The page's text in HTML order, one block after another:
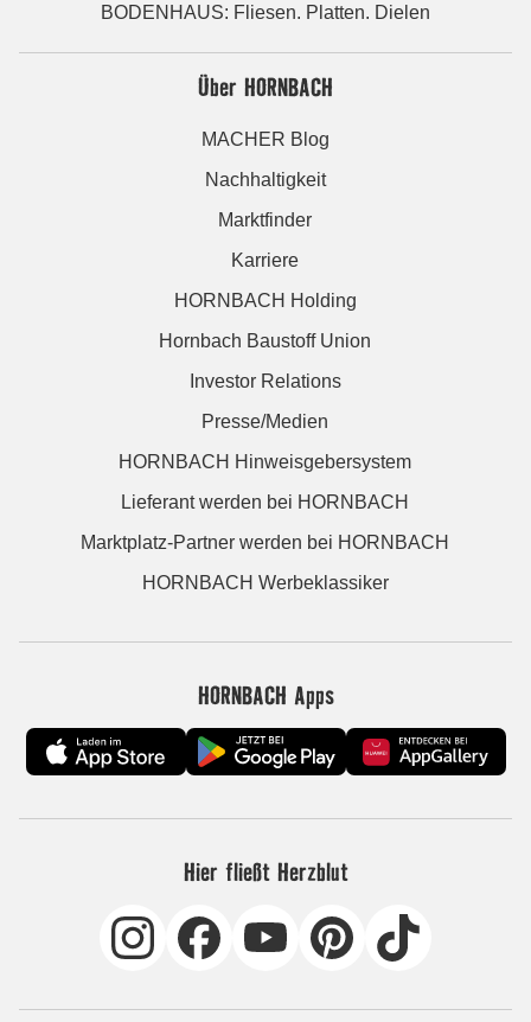
BODENHAUS: Fliesen. Platten. Dielen
Über HORNBACH
MACHER Blog
Nachhaltigkeit
Marktfinder
Karriere
HORNBACH Holding
Hornbach Baustoff Union
Investor Relations
Presse/Medien
HORNBACH Hinweisgebersystem
Lieferant werden bei HORNBACH
Marktplatz-Partner werden bei HORNBACH
HORNBACH Werbeklassiker
HORNBACH Apps
Hier fließt Herzblut